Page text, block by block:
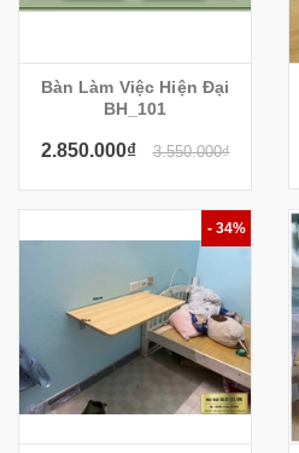
Bàn Làm Việc Hiện Đại
BH_101
2.850.000₫ 3.550.000₫
- 34%